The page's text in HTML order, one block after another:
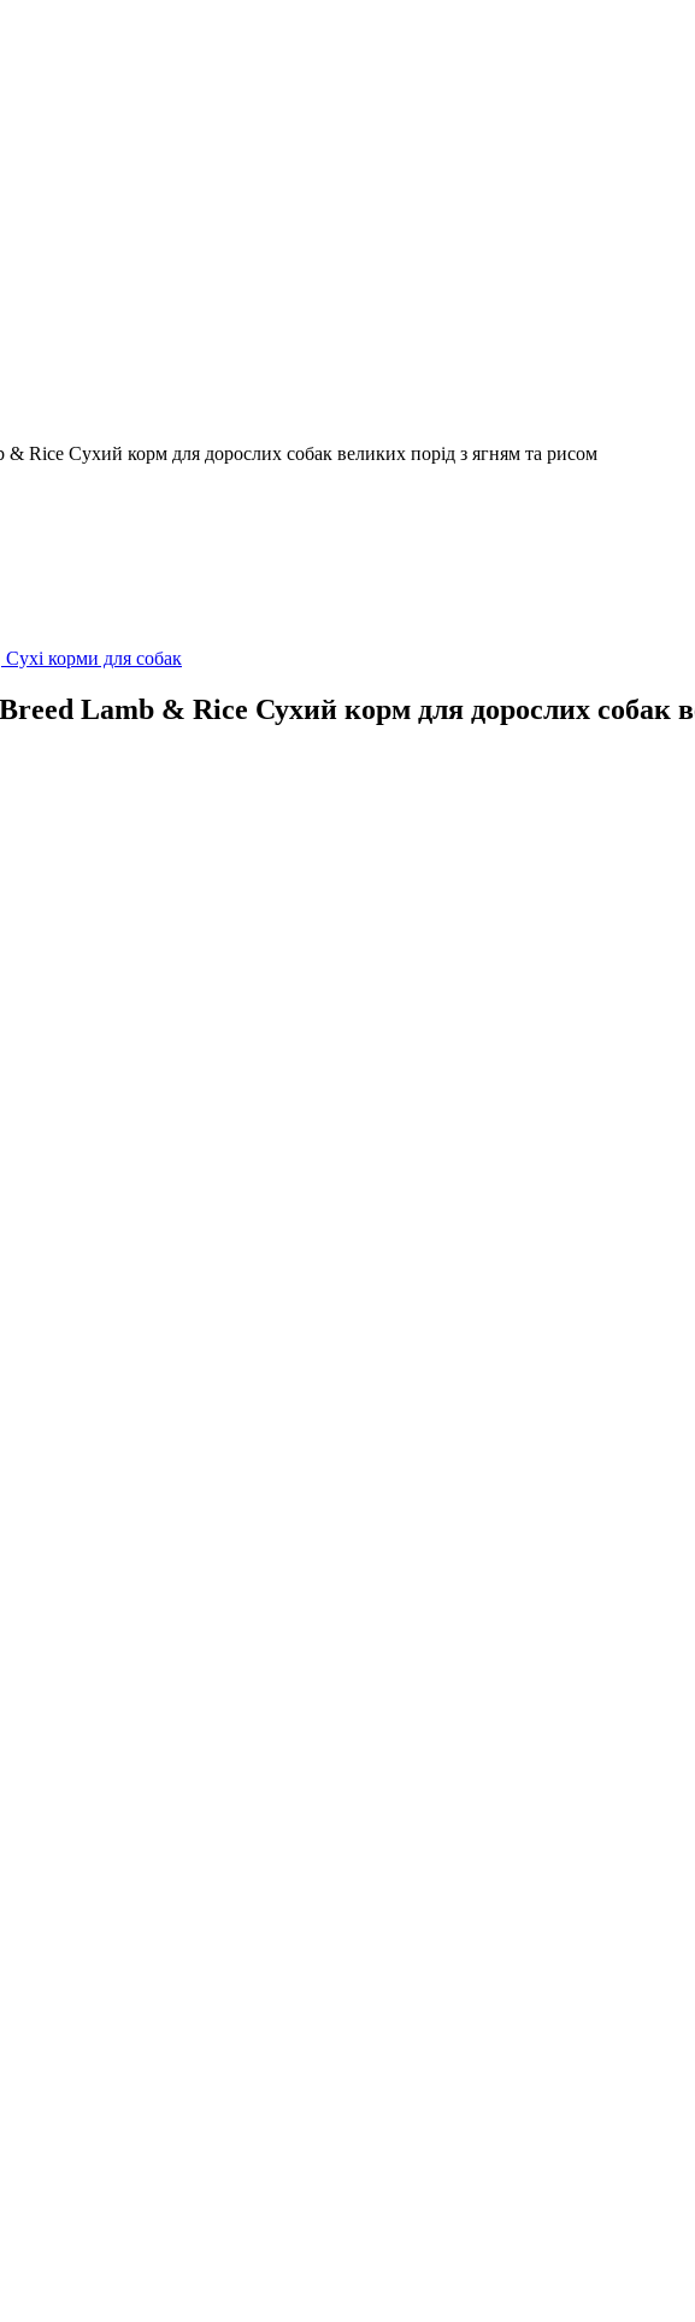
Rice Сухий корм для дорослих собак великих порід з ягням та рисом
Сухі корми для собак
Lamb & Rice Сухий корм для дорослих собак